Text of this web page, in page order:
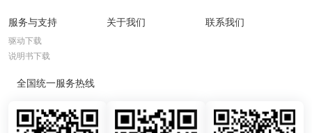
服务与支持
驱动下载
说明书下载
关于我们 联系我们
全国统一服务热线